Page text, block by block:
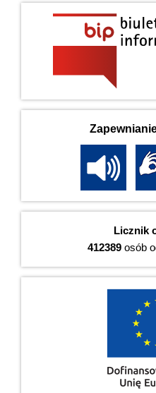
Licznik
412389osób